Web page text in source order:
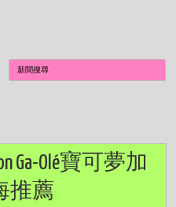
Ga-Olé寶可夢加
推薦